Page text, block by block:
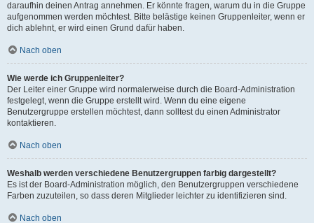
daraufhin deinen Antrag annehmen. Er könnte fragen, warum du in die Gruppe
aufgenommen werden möchtest. Bitte belästige keinen Gruppenleiter, wenn er
dich ablehnt, er wird einen Grund dafür haben.
Nach oben
Wie werde ich Gruppenleiter?
Der Leiter einer Gruppe wird normalerweise durch die Board-Administration
festgelegt, wenn die Gruppe erstellt wird. Wenn du eine eigene
Benutzergruppe erstellen möchtest, dann solltest du einen Administrator
kontaktieren.
Nach oben
Weshalb werden verschiedene Benutzergruppen farbig dargestellt?
Es ist der Board-Administration möglich, den Benutzergruppen verschiedene
Farben zuzuteilen, so dass deren Mitglieder leichter zu identifizieren sind.
Nach oben